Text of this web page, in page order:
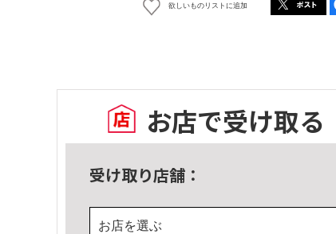
欲しいものリストに追加
お店で受け取る
受け取り店舗：
お店を選ぶ